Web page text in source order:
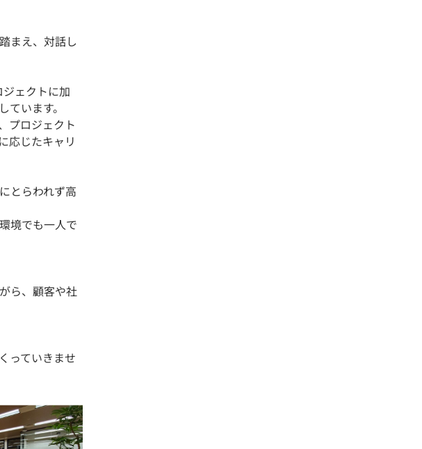
まえ、対話し
ェクトに加
います。
プロジェクト
応じたキャリ
とらわれず高
境でも一人で
ら、顧客や社
っていきませ